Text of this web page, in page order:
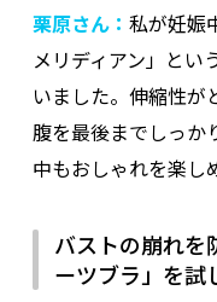
栗原さん： 私が妊娠
メリディアン」とい
いました。伸縮性が
腹を最後までしっか
中もおしゃれを楽し
バストの崩れを
ーツブラ」を試